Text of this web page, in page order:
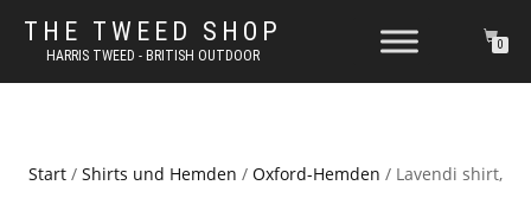
THE TWEED SHOP
HARRIS TWEED - BRITISH OUTDOOR
0
Start / Shirts und Hemden / Oxford-Hemden / Lavendi shirt,